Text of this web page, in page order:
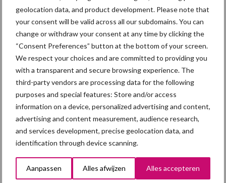
geolocation data, and product development. Please note that
your consent will be valid across all our subdomains. You can
change or withdraw your consent at any time by clicking the
“Consent Preferences” button at the bottom of your screen.
We respect your choices and are committed to providing you
with a transparent and secure browsing experience. The
third-party vendors are processing data for the following
purposes and special features: Store and/or access
information on a device, personalized advertising and content,
advertising and content measurement, audience research,
and services development, precise geolocation data, and
identification through device scanning.
Aanpassen Alles afwijzen Alles accepteren
implementatie van het nieuwe Gemeenschappelijk
Landbouwbeleid (GLB) en de verplichte aanleg van bufferstroken
hebben het ...Lees meer
‘Oplossi
ng’ voor
de
gecombi
neerde
is
volstrek
12 juni 2023